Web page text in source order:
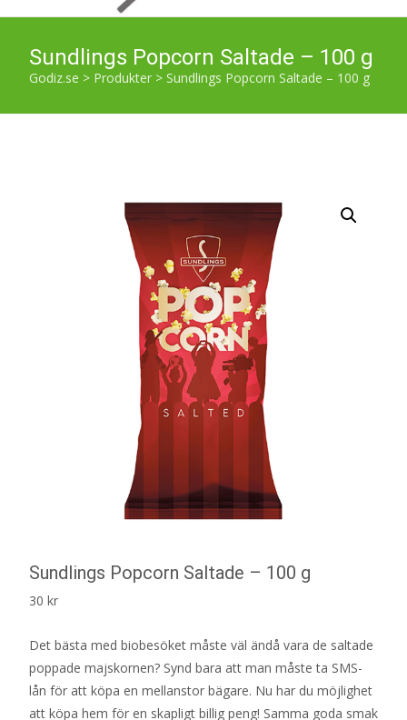
Sundlings Popcorn Saltade – 100 g
Godiz.se > Produkter > Sundlings Popcorn Saltade – 100 g
Sundlings Popcorn Saltade – 100 g
30 kr
Det bästa med biobesöket måste väl ändå vara de saltade
poppade majskornen? Synd bara att man måste ta SMS-
lån för att köpa en mellanstor bägare. Nu har du möjlighet
att köpa hem för en skapligt billig peng! Samma goda smak